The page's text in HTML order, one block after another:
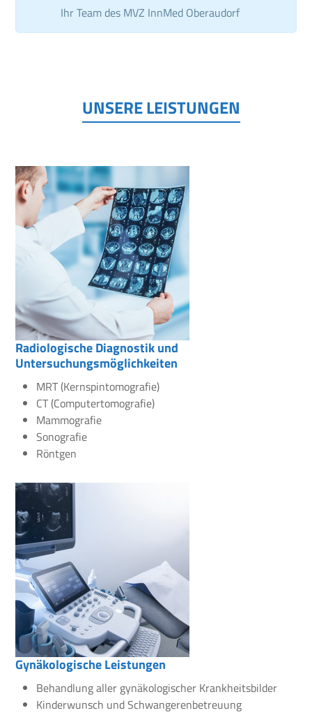
Ihr Team des MVZ InnMed Oberaudorf
UNSERE LEISTUNGEN
Radiologische Diagnostik und
Untersuchungsmöglichkeiten
MRT (Kernspintomografie)
CT (Computertomografie)
Mammografie
Sonografie
Röntgen
Gynäkologische Leistungen
Behandlung aller gynäkologischer Krankheitsbilder
Kinderwunsch und Schwangerenbetreuung